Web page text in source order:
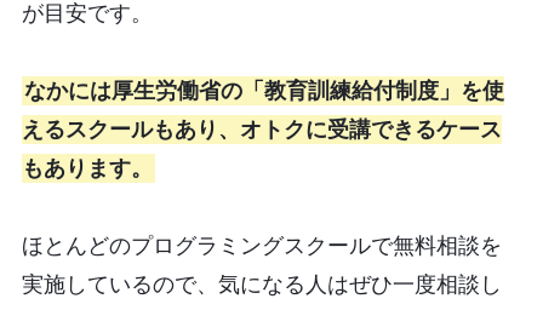
が目安です。
なかには厚生労働省の「教育訓練給付制度」を使
えるスクールもあり、オトクに受講できるケース
もあります。
ほとんどのプログラミングスクールで無料相談を
実施しているので、気になる人はぜひ一度相談し